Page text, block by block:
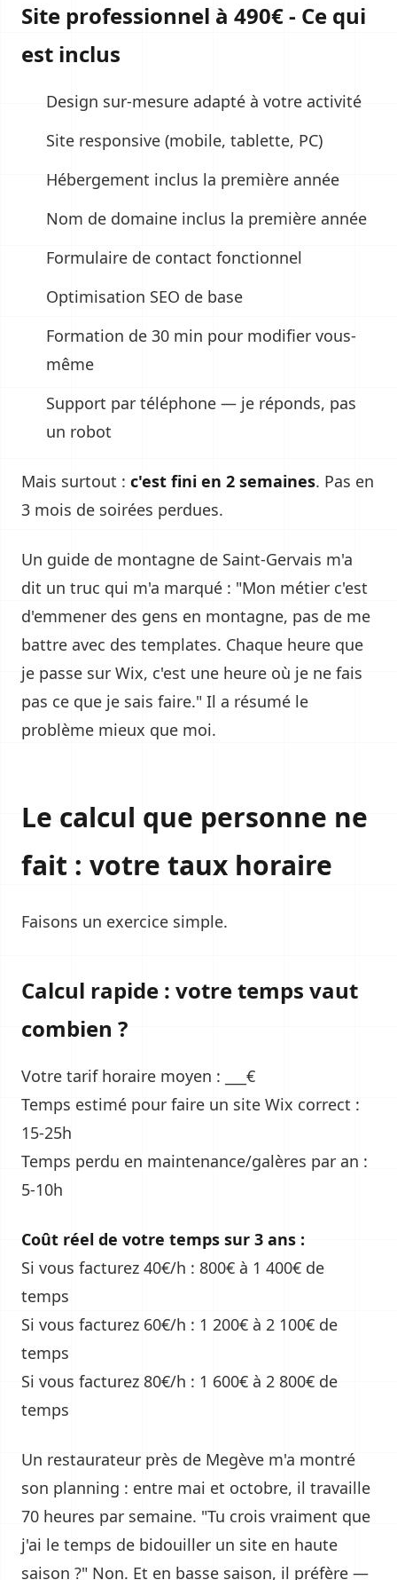
Site professionnel à 490€ - Ce qui
est inclus
Design sur-mesure adapté à votre activité
Site responsive (mobile, tablette, PC)
Hébergement inclus la première année
Nom de domaine inclus la première année
Formulaire de contact fonctionnel
Optimisation SEO de base
Formation de 30 min pour modifier vous-
même
Support par téléphone — je réponds, pas
un robot
Mais surtout : c'est fini en 2 semaines. Pas en
3 mois de soirées perdues.
Un guide de montagne de Saint-Gervais m'a
dit un truc qui m'a marqué : "Mon métier c'est
d'emmener des gens en montagne, pas de me
battre avec des templates. Chaque heure que
je passe sur Wix, c'est une heure où je ne fais
pas ce que je sais faire." Il a résumé le
problème mieux que moi.
Le calcul que personne ne
fait : votre taux horaire
Faisons un exercice simple.
Calcul rapide : votre temps vaut
combien ?
Votre tarif horaire moyen : ___€
Temps estimé pour faire un site Wix correct :
15-25h
Temps perdu en maintenance/galères par an :
5-10h
Coût réel de votre temps sur 3 ans :
Si vous facturez 40€/h : 800€ à 1 400€ de
temps
Si vous facturez 60€/h : 1 200€ à 2 100€ de
temps
Si vous facturez 80€/h : 1 600€ à 2 800€ de
temps
Un restaurateur près de Megève m'a montré
son planning : entre mai et octobre, il travaille
70 heures par semaine. "Tu crois vraiment que
j'ai le temps de bidouiller un site en haute
saison ?" Non. Et en basse saison, il préfère —